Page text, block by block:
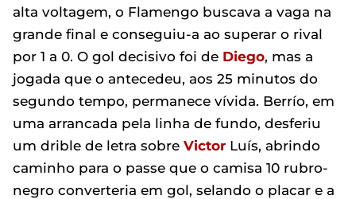
alta voltagem, o Flamengo buscava a vaga na
grande final e conseguiu-a ao superar o rival
por 1 a 0. O gol decisivo foi de Diego, mas a
jogada que o antecedeu, aos 25 minutos do
segundo tempo, permanece vívida. Berrío, em
uma arrancada pela linha de fundo, desferiu
um drible de letra sobre Victor Luís, abrindo
caminho para o passe que o camisa 10 rubro-
negro converteria em gol, selando o placar e a